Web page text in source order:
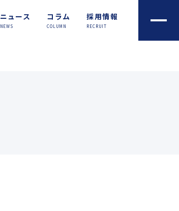
ニュース
NEWS
コラム
COLUMN
採用情報
RECRUIT